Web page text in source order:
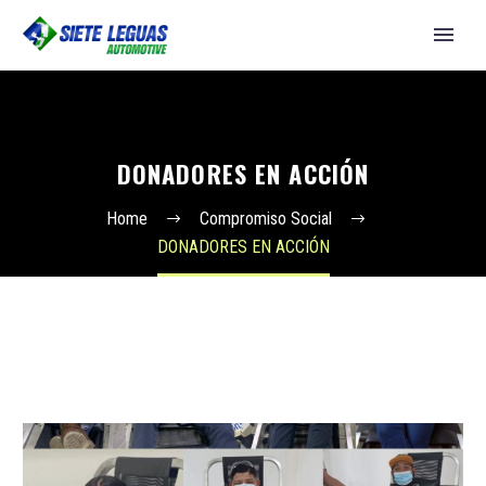
DONADORES EN ACCIÓN
Home
Compromiso Social
DONADORES EN ACCIÓN